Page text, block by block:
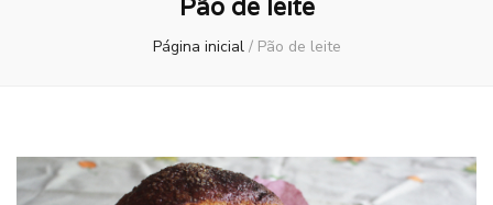
Pão de leite
Página inicial / Pão de leite